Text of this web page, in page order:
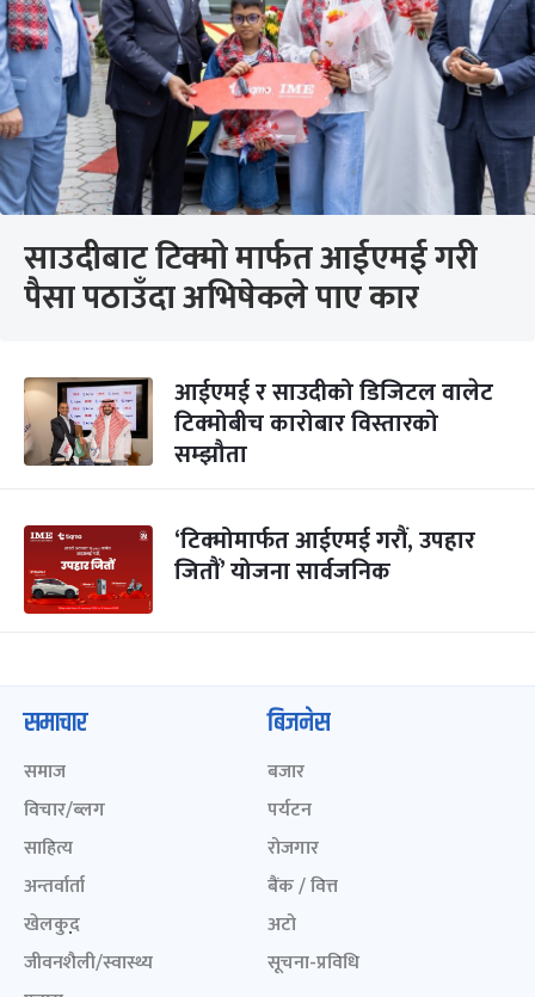
साउदीबाट टिक्मो मार्फत आईएमई गरी
पैसा पठाउँदा अभिषेकले पाए कार
आईएमई र साउदीको डिजिटल वालेट
टिक्मोबीच कारोबार विस्तारको
सम्झौता
‘टिक्मोमार्फत आईएमई गरौं, उपहार
जितौं’ योजना सार्वजनिक
समाचार
समाज
विचार/ब्लग
साहित्य
अन्तर्वार्ता
खेलकुद़़
जीवनशैली/स्वास्थ्य
बिजनेस
बजार
पर्यटन
रोजगार
बैंक / वित्त
अटो
सूचना-प्रविधि